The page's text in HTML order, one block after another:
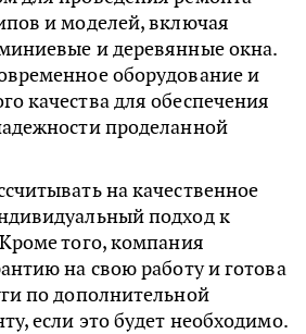
и моделей, включая
и деревянные окна.
оборудование и
качества для обеспечения
проделанной
на качественное
подход к
того, компания
на свою работу и готова
по дополнительной
если это будет необходимо.